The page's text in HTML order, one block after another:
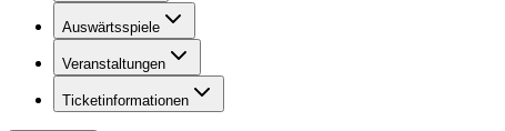
Auswärtsspiele
Veranstaltungen
Ticketinformationen